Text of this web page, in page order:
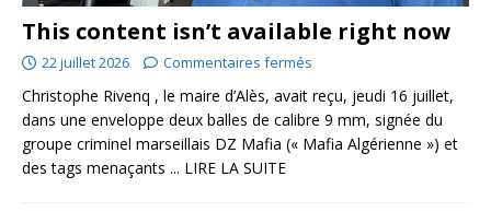
This content isn’t available right now
22 juillet 2026 Commentaires fermés
Christophe Rivenq , le maire d’Alès, avait reçu, jeudi 16 juillet,
dans une enveloppe deux balles de calibre 9 mm, signée du
groupe criminel marseillais DZ Mafia (« Mafia Algérienne ») et
des tags menaçants ... LIRE LA SUITE